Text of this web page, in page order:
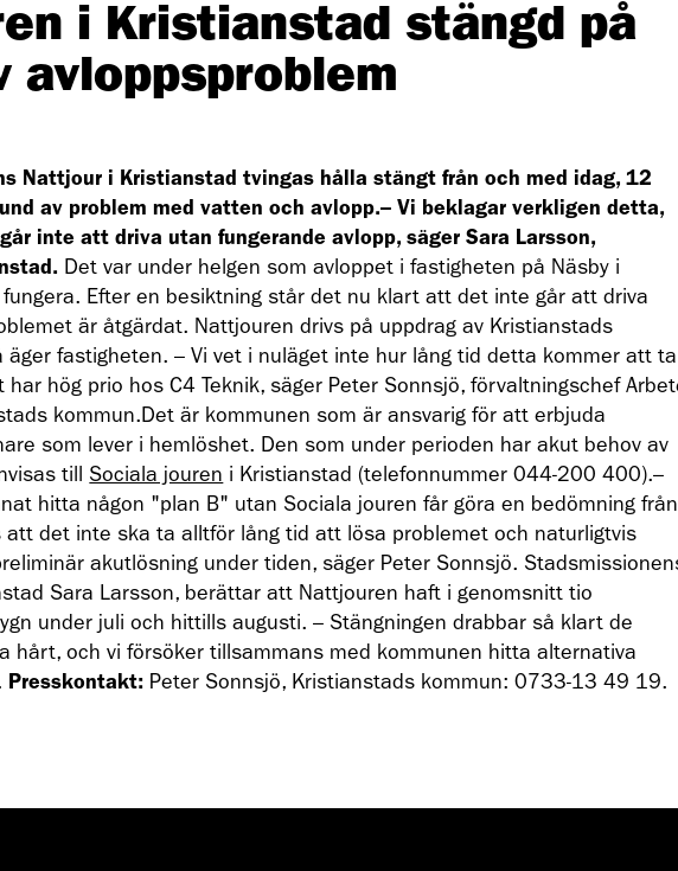
i Kristianstad stängd på
avloppsproblem
Nattjour i Kristianstad tvingas hålla stängt från och med idag, 12
av problem med vatten och avlopp.– Vi beklagar verkligen detta,
inte att driva utan fungerande avlopp, säger Sara Larsson,
Det var under helgen som avloppet i fastigheten på Näsby i
Efter en besiktning står det nu klart att det inte går att driva
är åtgärdat. Nattjouren drivs på uppdrag av Kristianstads
äger fastigheten. – Vi vet i nuläget inte hur lång tid detta kommer att ta
hög prio hos C4 Teknik, säger Peter Sonnsjö, förvaltningschef
kommun.Det är kommunen som är ansvarig för att erbjuda
som lever i hemlöshet. Den som under perioden har akut behov av
till Sociala jouren i Kristianstad (telefonnummer 044-200 400).–
hitta någon "plan B" utan Sociala jouren får göra en bedömning från
att det inte ska ta alltför lång tid att lösa problemet och naturligtvis
akutlösning under tiden, säger Peter Sonnsjö.
Sara Larsson, berättar att Nattjouren haft i genomsnitt tio
under juli och hittills augusti. – Stängningen drabbar så klart de
hårt, och vi försöker tillsammans med kommunen hitta alternativa
Presskontakt: Peter Sonnsjö, Kristianstads kommun: 0733-13 49 19.